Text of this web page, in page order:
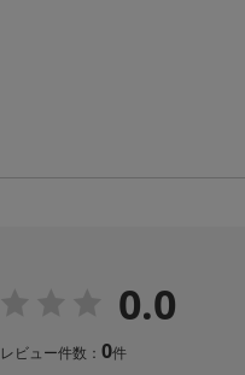
0.0
レビュー件数： 0件